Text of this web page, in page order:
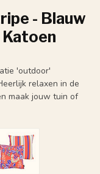
- Blauw
'outdoor'
relaxen in de
maak jouw tuin of